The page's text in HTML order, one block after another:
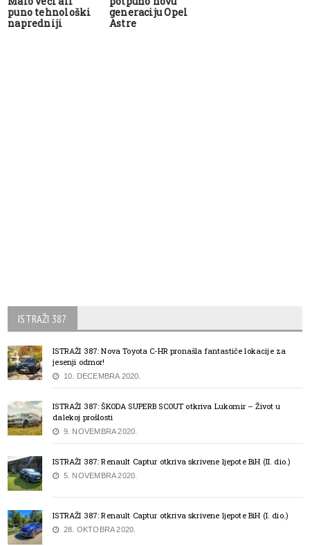
puno tehnološki
napredniji
generaciju Opel
Astre
ISTRAŽI 387
ISTRAŽI 387: Nova Toyota C-HR pronašla fantastiče lokacije za
jesenji odmor!
10. DECEMBRA 2020.
ISTRAŽI 387: ŠKODA SUPERB SCOUT otkriva Lukomir – Život u
dalekoj prošlosti
9. NOVEMBRA 2020.
ISTRAŽI 387: Renault Captur otkriva skrivene ljepote BiH (II. dio.)
5. NOVEMBRA 2020.
ISTRAŽI 387: Renault Captur otkriva skrivene ljepote BiH (I. dio.)
28. OKTOBRA 2020.